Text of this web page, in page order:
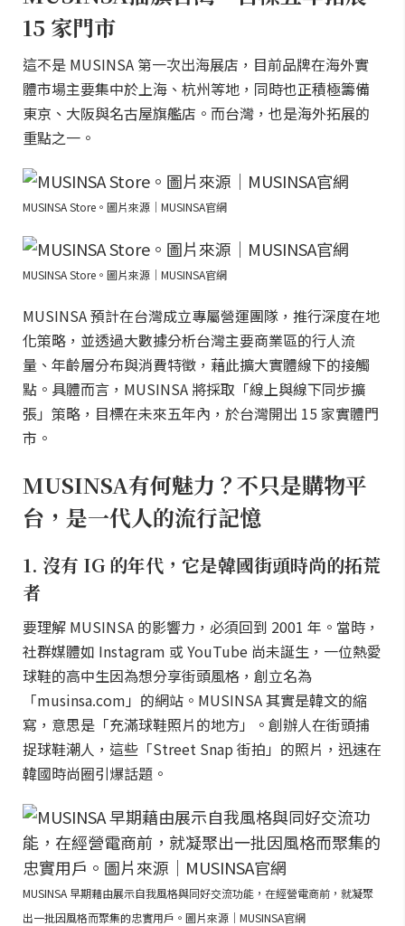
15 家門市
這不是 MUSINSA 第一次出海展店，目前品牌在海外實
體市場主要集中於上海、杭州等地，同時也正積極籌備
東京、大阪與名古屋旗艦店。而台灣，也是海外拓展的
重點之一。
MUSINSA Store。圖片來源｜MUSINSA官網
MUSINSA Store。圖片來源｜MUSINSA官網
MUSINSA 預計在台灣成立專屬營運團隊，推行深度在地
化策略，並透過大數據分析台灣主要商業區的行人流
量、年齡層分布與消費特徵，藉此擴大實體線下的接觸
點。具體而言，MUSINSA 將採取「線上與線下同步擴
張」策略，目標在未來五年內，於台灣開出 15 家實體門
市。
MUSINSA有何魅力？不只是購物平
台，是一代人的流行記憶
1. 沒有 IG 的年代，它是韓國街頭時尚的拓荒
者
要理解 MUSINSA 的影響力，必須回到 2001 年。當時，
社群媒體如 Instagram 或 YouTube 尚未誕生，一位熱愛
球鞋的高中生因為想分享街頭風格，創立名為
「musinsa.com」的網站。MUSINSA 其實是韓文的縮
寫，意思是「充滿球鞋照片的地方」。創辦人在街頭捕
捉球鞋潮人，這些「Street Snap 街拍」的照片，迅速在
韓國時尚圈引爆話題。
MUSINSA 早期藉由展示自我風格與同好交流功能，在經營電商前，就凝聚
出一批因風格而聚集的忠實用戶。圖片來源｜MUSINSA官網